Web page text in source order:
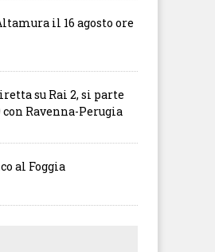
il 16 agosto ore
su Rai 2, si parte
Ravenna-Perugia
al Foggia